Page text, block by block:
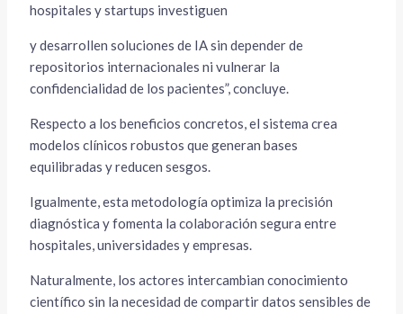
hospitales y startups investiguen
y desarrollen soluciones de IA sin depender de
repositorios internacionales ni vulnerar la
confidencialidad de los pacientes”, concluye.
Respecto a los beneficios concretos, el sistema crea
modelos clínicos robustos que generan bases
equilibradas y reducen sesgos.
Igualmente, esta metodología optimiza la precisión
diagnóstica y fomenta la colaboración segura entre
hospitales, universidades y empresas.
Naturalmente, los actores intercambian conocimiento
científico sin la necesidad de compartir datos sensibles de